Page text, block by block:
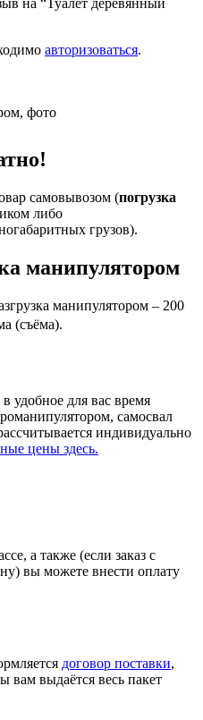
авторизоваться.
самовывозом (погрузка
либо
грузов).
манипулятором
манипулятором – 200
(съёма).
удобное для вас время
самосвал
индивидуально
цены здесь.
а также (если заказ с
вы можете внести оплату
договор поставки,
вам выдаётся весь пакет